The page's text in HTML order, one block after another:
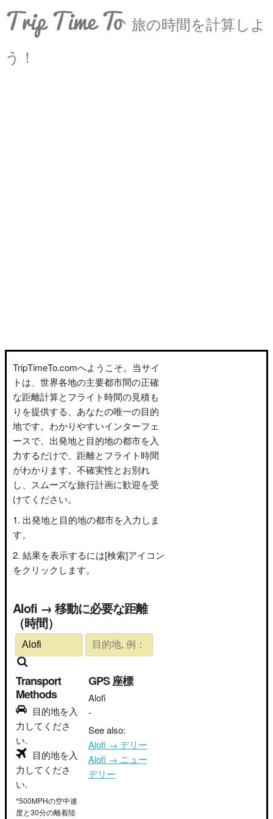
Trip Time To 旅の時間を計算しよ
う！
TripTimeTo.comへようこそ。当サイ
トは、世界各地の主要都市間の正確
な距離計算とフライト時間の見積も
りを提供する、あなたの唯一の目的
地です。わかりやすいインターフェ
ースで、出発地と目的地の都市を入
力するだけで、距離とフライト時間
がわかります。不確実性とお別れ
し、スムーズな旅行計画に歓迎を受
けてください。
出発地と目的地の都市を入力しま
す。
結果を表示するには[検索]アイコン
をクリックします。
Alofi → 移動に必要な距離
（時間）
Transport
Methods
目的地を入
力してくださ
い.
目的地を入
力してくださ
い.
*500MPHの空中速
度と30分の離着陸
GPS 座標
Alofi
-
See also:
Alofi → デリー
Alofi → ニュー
デリー